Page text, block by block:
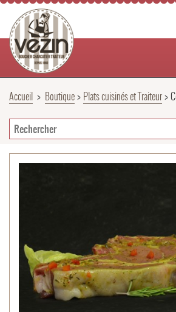
Accueil > Boutique> Plats cuisinés et Traiteur>